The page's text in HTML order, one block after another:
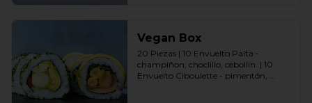
Vegan Box
20 Piezas | 10 Envuelto Palta -
champiñon, choclillo, cebollín. | 10
Envuelto Ciboulette - pimentón,